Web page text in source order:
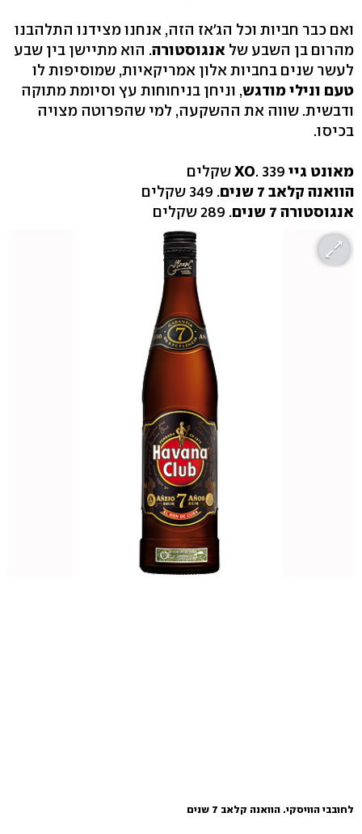
ואם כבר חביות וכל הג'אז הזה, אנחנו מצידנו התלהבנו
מהרום בן השבע של אנגוסטורה. הוא מתיישן בין שבע
לעשר שנים בחביות אלון אמריקאיות, שמוסיפות לו
טעם ונילי מודגש, וניחן בניחוחות עץ וסיומת מתוקה
ודבשית. שווה את ההשקעה, למי שהפרוטה מצויה
בכיסו.
מאונט גיי XO . 339 שקלים
הוואנה קלאב 7
שנים. 349 שקלים
אנגוסטורה 7 שנים
. 289 שקלים
לחובבי הוויסקי. הוואנה קלאב 7 שנים